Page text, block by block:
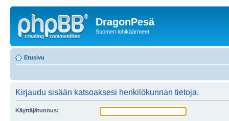
DragonPesä
Suomen lohikäärmeet
Etusivu
Kirjaudu sisään katsoaksesi henkilökunnan tietoja.
Käyttäjätunnus: